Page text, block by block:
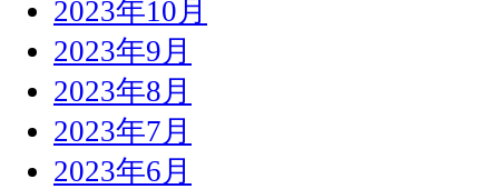
2023年10月
2023年9月
2023年8月
2023年7月
2023年6月